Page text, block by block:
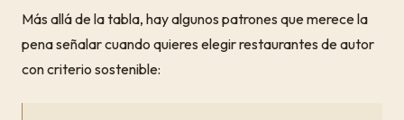
Más allá de la tabla, hay algunos patrones que merece la
pena señalar cuando quieres elegir restaurantes de autor
con criterio sostenible: